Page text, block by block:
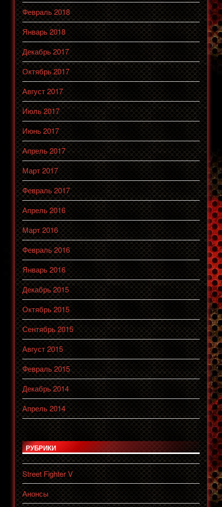
Февраль 2018
Январь 2018
Декабрь 2017
Октябрь 2017
Август 2017
Июль 2017
Июнь 2017
Апрель 2017
Март 2017
Февраль 2017
Апрель 2016
Март 2016
Февраль 2016
Январь 2016
Декабрь 2015
Октябрь 2015
Сентябрь 2015
Август 2015
Февраль 2015
Декабрь 2014
Апрель 2014
РУБРИКИ
Street Fighter V
Анонсы